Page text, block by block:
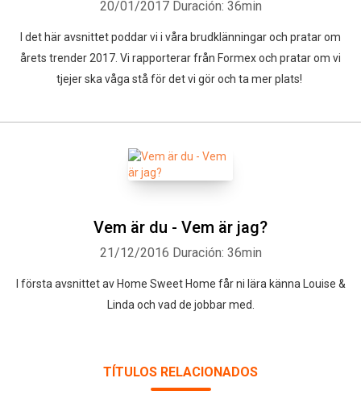
20/01/2017 Duración: 36min
I det här avsnittet poddar vi i våra brudklänningar och pratar om
årets trender 2017. Vi rapporterar från Formex och pratar om vi
tjejer ska våga stå för det vi gör och ta mer plats!
Vem är du - Vem är jag?
21/12/2016 Duración: 36min
I första avsnittet av Home Sweet Home får ni lära känna Louise &
Linda och vad de jobbar med.
TÍTULOS RELACIONADOS